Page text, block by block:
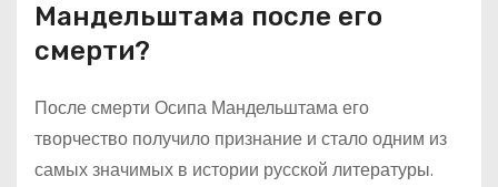
Мандельштама после его
смерти?
После смерти Осипа Мандельштама его
творчество получило признание и стало одним из
самых значимых в истории русской литературы.